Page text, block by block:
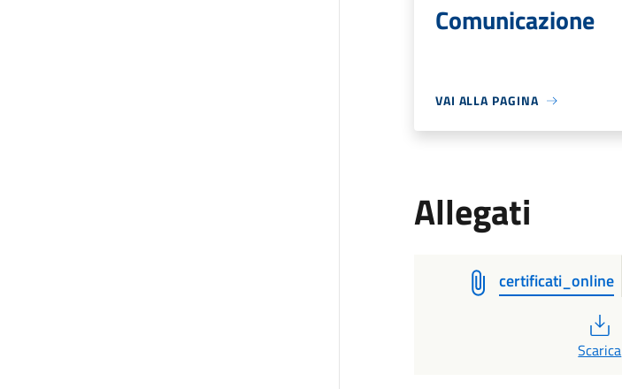
Comunicazione
VAI ALLA PAGINA
Allegati
certificati_online
Scarica